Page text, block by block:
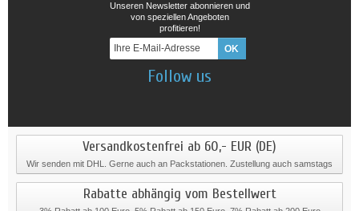
Unseren Newsletter abonnieren und
von speziellen Angeboten
profitieren!
Follow us
Versandkostenfrei ab 60,- EUR (DE)
Wir senden mit DHL. Gerne auch an Packstationen. Zustellung auch samstags
Rabatte abhängig vom Bestellwert